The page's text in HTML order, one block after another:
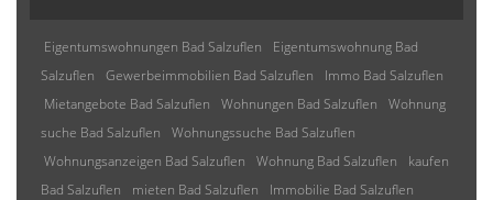
Eigentumswohnungen Bad Salzuflen
Eigentumswohnung Bad
Salzuflen
Gewerbeimmobilien Bad Salzuflen
Immo Bad Salzuflen
Mietangebote Bad Salzuflen
Wohnungen Bad Salzuflen
Wohnung
suche Bad Salzuflen
Wohnungssuche Bad Salzuflen
Wohnungsanzeigen Bad Salzuflen
Wohnung Bad Salzuflen
kaufen
Bad Salzuflen
mieten Bad Salzuflen
Immobilie Bad Salzuflen